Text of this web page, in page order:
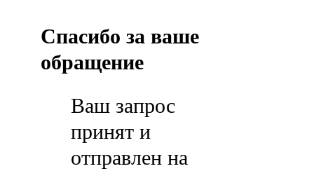
Спасибо за ваше
обращение
Ваш запрос
принят и
отправлен на